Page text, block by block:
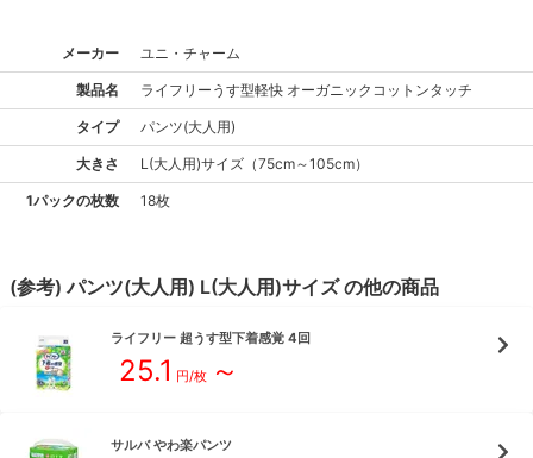
メーカー ユニ・チャーム
製品名 ライフリー うす型軽快 オーガニックコットンタッチ
タイプ パンツ(大人用)
大きさ L(大人用)サイズ （75cm～105cm）
1パックの枚数 18枚
(参考)パンツ(大人用) L(大人用)サイズの他の商品
ライフリー 超うす型下着感覚 4回
25.1 円/枚 ～
サルバ やわ楽パンツ